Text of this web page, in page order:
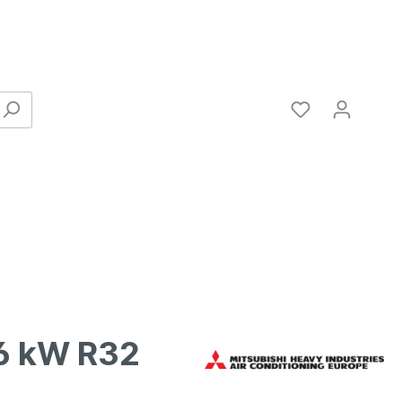
Verbinder
kW R32